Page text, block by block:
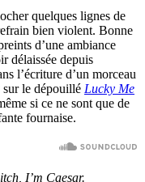
quelques lignes de
bien violent. Bonne
d’une ambiance
délaissée depuis
l’écriture d’un morceau
le dépouillé Lucky Me
si ce ne sont que de
fournaise.
I’m Caesar.